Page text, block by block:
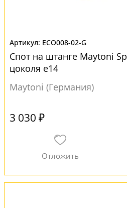
ECO008-02-G
Спот на штанге Maytoni
цоколя e14
Maytoni (Германия)
3 030 ₽